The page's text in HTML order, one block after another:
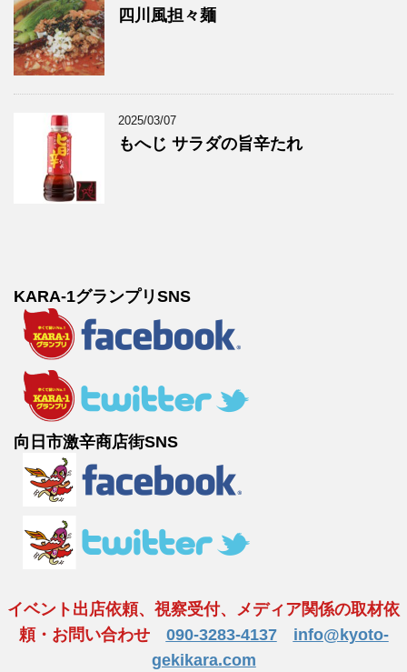
四川風担々麺
2025/03/07
もへじ サラダの旨辛たれ
KARA-1グランプリSNS
向日市激辛商店街SNS
イベント出店依頼、視察受付、メディア関係の取材依
頼・お問い合わせ 090-3283-4137
info@kyoto-
gekikara.com